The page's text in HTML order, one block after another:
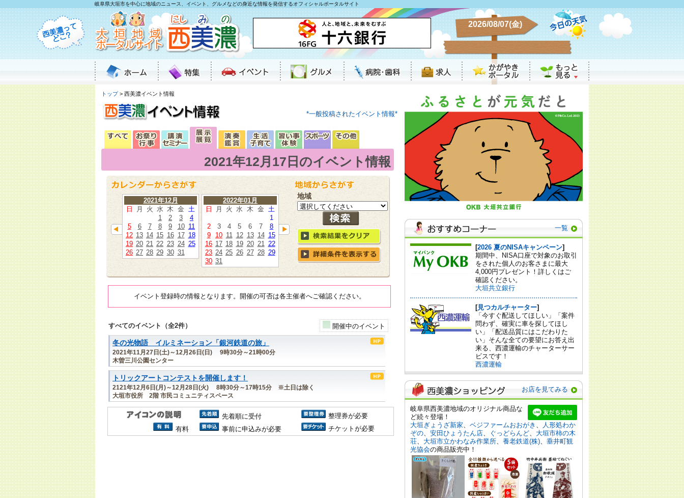
岐阜県大垣市を中心に地域のニュース、イベント、グルメなどの身近な情報を発信するオフィシャルポータルサイト
2026/08/07(金)
トップ> 西美濃イベント情報
*一般投稿されたイベント情報*
2021年12月17日のイベント情報
2021年12月
日
月 火 水 木 金 土
1
2 3
4
5
6 7 8 9 10 11
12 13 14 15 16 17 18
19 20 21 22 23 24 25
26 27 28 29 30 31
2022年01月
日
月 火 水 木 金 土
1
2
3 4 5 6 7
8
9
10 11 12 13 14 15
16 17 18 19 20 21 22
23 24 25 26 27 28 29
30 31
地域
イベント登録時の情報となります。開催の可否は各主催者へご確認ください。
すべてのイベント（全2件） 開催中のイベント
冬の光物語 イルミネーション「銀河鉄道の旅」
2021年11月27日(土)～12月26日(日) 9時30分～21時00分
木曽三川公園センター
トリックアートコンテストを開催します！
2121年12月6日(月)～12月28日(火) 8時30分～17時15分 ※土日は除く
大垣市役所 2階 市民コミュニティスペース
先着順に受付
整理券が必要
有料
事前に申込みが必要 チケットが必要